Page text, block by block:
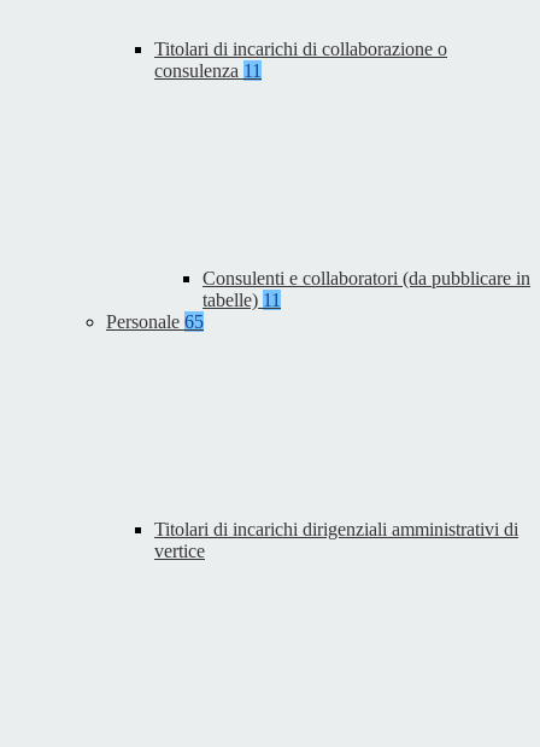
Titolari di incarichi di collaborazione o
consulenza 11
Consulenti e collaboratori (da pubblicare in
tabelle) 11
Personale 65
Titolari di incarichi dirigenziali amministrativi di
vertice